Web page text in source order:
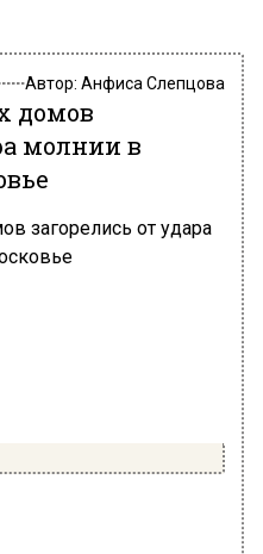
Автор: Анфиса Слепцова
домов
молнии в